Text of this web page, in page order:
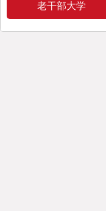
老干部大学